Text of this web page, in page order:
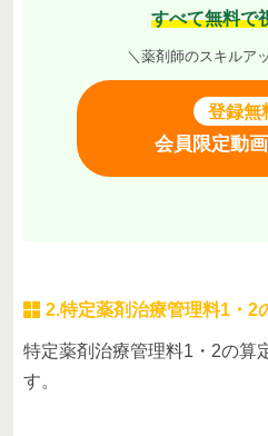
すべて無料で
＼薬剤師のスキルア
登録無
会員限定動
2.特定薬剤治療管理料1・2
特定薬剤治療管理料1・2の算
す。